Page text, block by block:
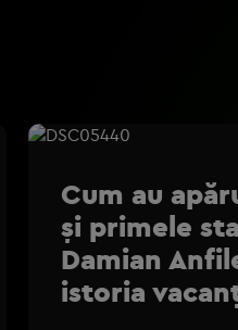
Cum au
și primele
Damian
istoria